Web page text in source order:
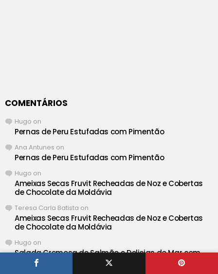
COMENTÁRIOS
Hugo on
Pernas de Peru Estufadas com Pimentão
Ana Antunes on
Pernas de Peru Estufadas com Pimentão
Hugo on
Ameixas Secas Fruvit Recheadas de Noz e Cobertas
de Chocolate da Moldávia
Teresa Carla Batista on
Ameixas Secas Fruvit Recheadas de Noz e Cobertas
de Chocolate da Moldávia
Hugo on
Salada Cremosa de Salmão e Delicias do Mar com
Maionese